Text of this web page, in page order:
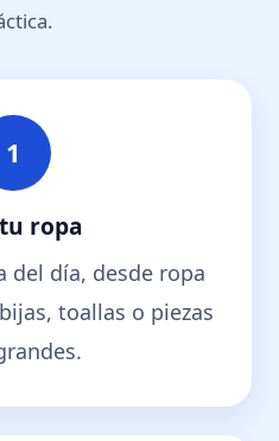
1
ropa
del día, desde ropa
toallas o piezas